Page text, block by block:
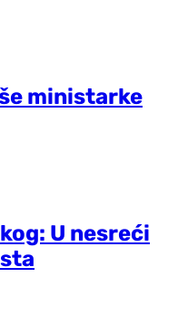
ministarke
U nesreći